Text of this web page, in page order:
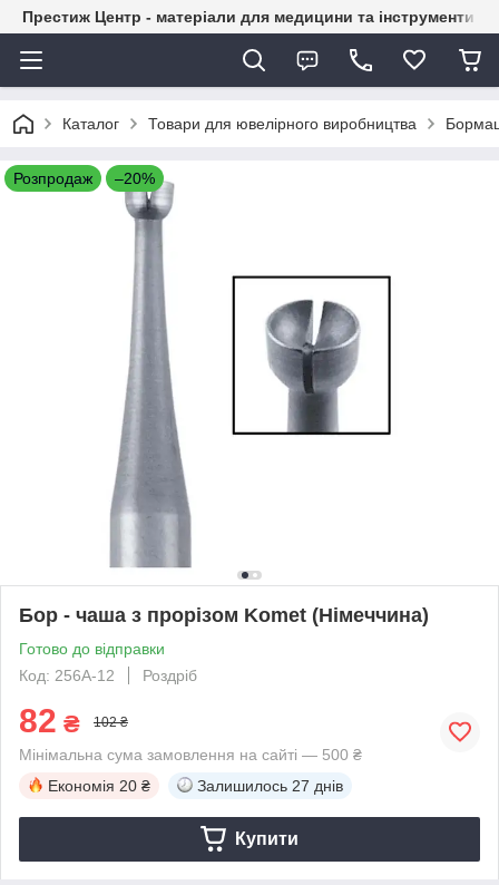
Престиж Центр - матеріали для медицини та інструменти
Каталог Товари для ювелірного виробництва
Розпродаж –20%
Бор - чаша з прорізом Komet (Німеччина)
Готово до відправки
Код: 256А-12
Роздріб
82 ₴ 102 ₴
Мінімальна сума замовлення на сайті — 500 ₴
Економія 20 ₴ Залишилось 27 днів
Купити